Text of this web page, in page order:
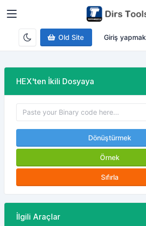
Old Site Giriş yapmak
HEX'ten İkili Dosyaya
Dönüştürmek
Örnek
Sıfırla
İlgili Araçlar